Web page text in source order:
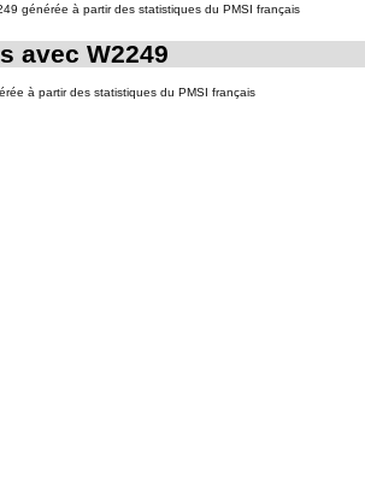
générée à partir des statistiques du PMSI français
avec W2249
à partir des statistiques du PMSI français